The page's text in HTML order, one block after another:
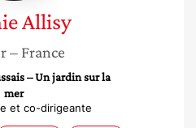
Allisy
– France
– Un jardin sur la
mer
et co-dirigeante